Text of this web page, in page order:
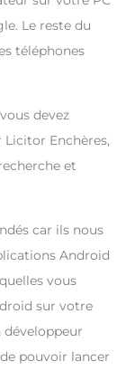
Le reste du
téléphones
devez
Licitor Enchères,
et
car ils nous
Android
vous
sur votre
développeur
pouvoir lancer